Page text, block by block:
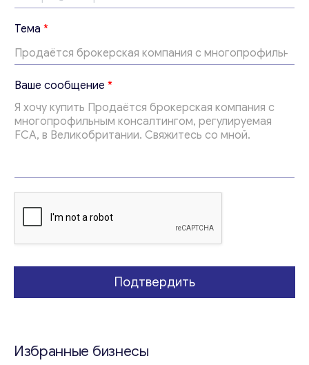
Тема *
В
а
ш
е
с
б
щ
е
Ваше сообщение *
Подтвердить
Избранные бизнесы